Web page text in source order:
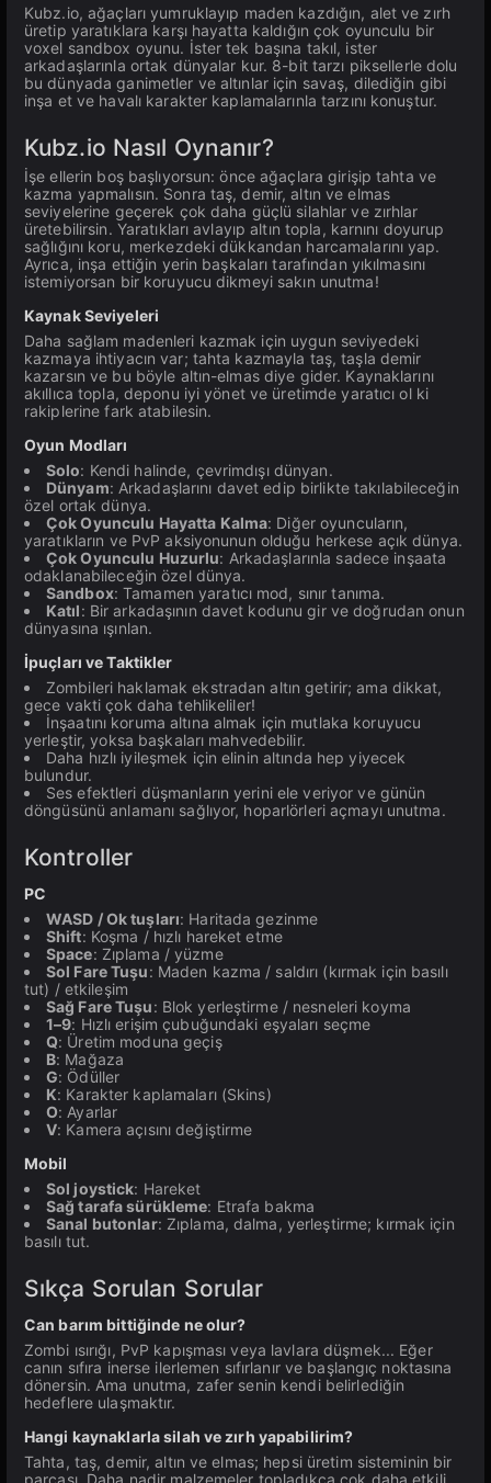
Kubz.io, ağaçları yumruklayıp maden kazdığın, alet ve zırh
üretip yaratıklara karşı hayatta kaldığın çok oyunculu bir
voxel sandbox oyunu. İster tek başına takıl, ister
arkadaşlarınla ortak dünyalar kur. 8-bit tarzı piksellerle dolu
bu dünyada ganimetler ve altınlar için savaş, dilediğin gibi
inşa et ve havalı karakter kaplamalarınla tarzını konuştur.
Kubz.io Nasıl Oynanır?
İşe ellerin boş başlıyorsun: önce ağaçlara girişip tahta ve
kazma yapmalısın. Sonra taş, demir, altın ve elmas
seviyelerine geçerek çok daha güçlü silahlar ve zırhlar
üretebilirsin. Yaratıkları avlayıp altın topla, karnını doyurup
sağlığını koru, merkezdeki dükkandan harcamalarını yap.
Ayrıca, inşa ettiğin yerin başkaları tarafından yıkılmasını
istemiyorsan bir koruyucu dikmeyi sakın unutma!
Kaynak Seviyeleri
Daha sağlam madenleri kazmak için uygun seviyedeki
kazmaya ihtiyacın var; tahta kazmayla taş, taşla demir
kazarsın ve bu böyle altın-elmas diye gider. Kaynaklarını
akıllıca topla, deponu iyi yönet ve üretimde yaratıcı ol ki
rakiplerine fark atabilesin.
Oyun Modları
Solo: Kendi halinde, çevrimdışı dünyan.
Dünyam: Arkadaşlarını davet edip birlikte takılabileceğin
özel ortak dünya.
Çok Oyunculu Hayatta Kalma: Diğer oyuncuların,
yaratıkların ve PvP aksiyonunun olduğu herkese açık dünya.
Çok Oyunculu Huzurlu: Arkadaşlarınla sadece inşaata
odaklanabileceğin özel dünya.
Sandbox: Tamamen yaratıcı mod, sınır tanıma.
Katıl: Bir arkadaşının davet kodunu gir ve doğrudan onun
dünyasına ışınlan.
İpuçları ve Taktikler
Zombileri haklamak ekstradan altın getirir; ama dikkat,
gece vakti çok daha tehlikeliler!
İnşaatını koruma altına almak için mutlaka koruyucu
yerleştir, yoksa başkaları mahvedebilir.
Daha hızlı iyileşmek için elinin altında hep yiyecek
bulundur.
Ses efektleri düşmanların yerini ele veriyor ve günün
döngüsünü anlamanı sağlıyor, hoparlörleri açmayı unutma.
Kontroller
PC
WASD / Ok tuşları: Haritada gezinme
Shift: Koşma / hızlı hareket etme
Space: Zıplama / yüzme
Sol Fare Tuşu: Maden kazma / saldırı (kırmak için basılı
tut) / etkileşim
Sağ Fare Tuşu: Blok yerleştirme / nesneleri koyma
1–9: Hızlı erişim çubuğundaki eşyaları seçme
Q: Üretim moduna geçiş
B: Mağaza
G: Ödüller
K: Karakter kaplamaları (Skins)
O: Ayarlar
V: Kamera açısını değiştirme
Mobil
Sol joystick: Hareket
Sağ tarafa sürükleme: Etrafa bakma
Sanal butonlar: Zıplama, dalma, yerleştirme; kırmak için
basılı tut.
Sıkça Sorulan Sorular
Can barım bittiğinde ne olur?
Zombi ısırığı, PvP kapışması veya lavlara düşmek... Eğer
canın sıfıra inerse ilerlemen sıfırlanır ve başlangıç noktasına
dönersin. Ama unutma, zafer senin kendi belirlediğin
hedeflere ulaşmaktır.
Hangi kaynaklarla silah ve zırh yapabilirim?
Tahta, taş, demir, altın ve elmas; hepsi üretim sisteminin bir
parçası. Daha nadir malzemeler topladıkça çok daha etkili